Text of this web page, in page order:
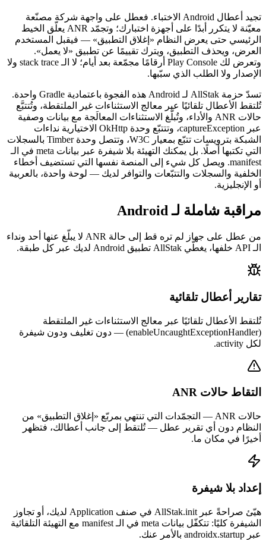
تجيد أعطال Android الاختباء. فعطل على واجهة شركة مصنّعة
معيّنة لا يتكرر أبدًا على أجهزة اختبارك؛ وتجمّد ANR يعلّق الخيط
الرئيسي حتى يعرض النظام «إغلاق التطبيق» — فيقبل المستخدم
العرض، ويحذف التطبيق، ويترك تقييمًا عن تطبيق «لا يعمل».
وتعرض لك Play Console أرقامًا مجمّعة بعد أيام؛ لا الـ stack trace ولا
الإصدار ولا الطلب الذي سبّبها.
تسدّ حزمة AllStak لـ Android هذه الفجوة باعتمادية Gradle واحدة.
تُلتقط الأعطال تلقائيًا عبر معالج الاستثناءات غير الملتقطة، وتُتتبَّع
حالات ANR والأداء، وتُبلَّغ الاستثناءات المعالَجة مع بيانات وصفية
عبر captureException، وتتتبّع وحدة OkHttp الاختيارية نداءات
الشبكة بترويسات تتبّع بمعيار W3C، وتتصل وحدة Timber بالسجلات
التي تكتبها أصلًا. بل يمكنك التهيئة بلا شيفرة عبر بيانات meta في الـ
manifest. ويصل كل شيء إلى المنصة نفسها التي تستضيف أخطاء
الخلفية والسجلات والتتبّعات والتوافر لديك — لوحة واحدة، بالعربية
أو الإنجليزية.
مراقبة شاملة لـ Android
من عطل على جهاز لم تره قط إلى حالة ANR لا يبلّغ عنها أحد ونداء
الـ API خلفها، يغطّي AllStak تطبيق Android لديك عبر كل طبقة.
تقارير أعطال تلقائية
تُلتقط الأعطال تلقائيًا عبر معالج الاستثناءات غير الملتقطة
(enableUncaughtExceptionHandler) — دون تغليف ودون شيفرة
لكل activity.
التقاط حالات ANR
حالات ANR — التجمّدات التي تنتهي بمربّع «إغلاق التطبيق» من
النظام دون أي تقرير عطل — تُلتقط إلى جانب أعطالك، فتظهر
أخيرًا في مكان ما.
إعداد بلا شيفرة
هيّئ صراحةً عبر AllStak.init في صنف Application لديك، أو تجاوز
الشيفرة كليًا: تتكفّل بيانات meta في الـ manifest مع التهيئة التلقائية
عبر androidx.startup بالأمر عنك.